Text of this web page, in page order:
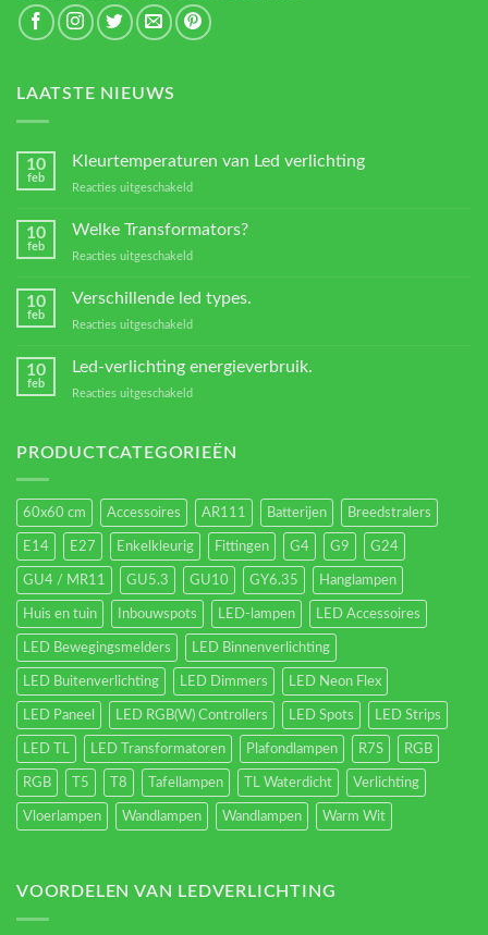
LAATSTE NIEUWS
10
feb
Kleurtemperaturen van Led verlichting
Reacties uitgeschakeld
verlichting
10
feb
Welke Transformators?
Reacties uitgeschakeld
Transformators?
10
feb
Verschillende led types.
Reacties uitgeschakeld
10
feb
Led-verlichting energieverbruik.
Reacties uitgeschakeld
energieverbruik.
PRODUCTCATEGORIEËN
60x60 cm Accessoires AR111 Batterijen Breedstralers
E14 E27 Enkelkleurig Fittingen G4 G9 G24
GU4 / MR11 GU5.3 GU10 GY6.35 Hanglampen
Huis en tuin Inbouwspots LED-lampen LED Accessoires
LED Bewegingsmelders LED Binnenverlichting
LED Buitenverlichting LED Dimmers LED Neon Flex
LED Paneel LED RGB(W) Controllers LED Spots LED Strips
LED TL LED Transformatoren Plafondlampen R7S RGB
RGB T5 T8 Tafellampen TL Waterdicht Verlichting
Vloerlampen Wandlampen Wandlampen Warm Wit
VOORDELEN VAN LEDVERLICHTING